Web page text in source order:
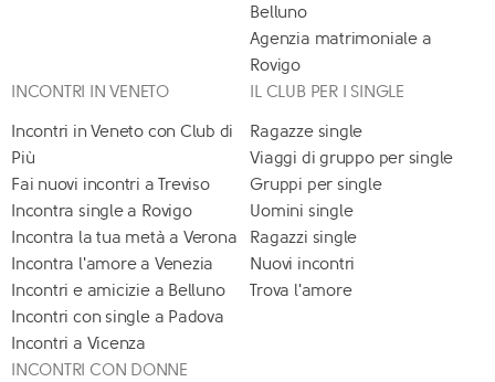
Belluno
Agenzia matrimoniale a
Rovigo
INCONTRI IN VENETO
Incontri in Veneto con Club di
Più
Fai nuovi incontri a Treviso
Incontra single a Rovigo
Incontra la tua metà a Verona
Incontra l'amore a Venezia
Incontri e amicizie a Belluno
Incontri con single a Padova
Incontri a Vicenza
IL CLUB PER I SINGLE
Ragazze single
Viaggi di gruppo per single
Gruppi per single
Uomini single
Ragazzi single
Nuovi incontri
Trova l'amore
INCONTRI CON DONNE